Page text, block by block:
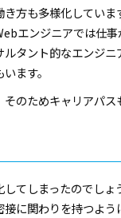
方も多様化してい
エンジニアでは仕
タント的なエンジ
ます。
のためキャリアパス
てしまったのでし
に関わりを持つよ